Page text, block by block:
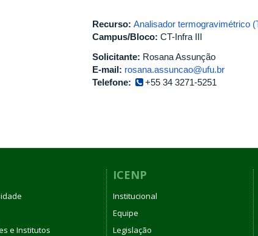
Recurso: Analisador termogravimétrico
Campus/Bloco: CT-Infra III
Solicitante: Rosana Assunção
E-mail: rosana.assuncao@ufu.br
Telefone:
+55 34 3271-5251
e Institutos
ICENP
Institucional
Equipe
Legislação